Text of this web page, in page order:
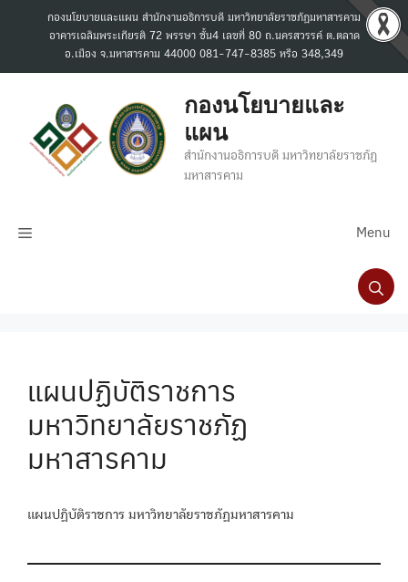
กองนโยบายและแผน สำนักงานอธิการบดี มหาวิทยาลัยราชภัฏมหาสารคาม
อาคารเฉลิมพระเกียรติ 72 พรรษา ชั้น4 เลขที่ 80 ถ.นครสวรรค์ ต.ตลาด
อ.เมือง จ.มหาสารคาม 44000 081-747-8385 หรือ 348,349
กองนโยบายและ
แผน
สำนักงานอธิการบดี มหาวิทยาลัยราชภัฏ
มหาสารคาม
Menu
แผนปฏิบัติราชการ
มหาวิทยาลัยราชภัฏ
มหาสารคาม
แผนปฏิบัติราชการ มหาวิทยาลัยราชภัฏมหาสารคาม